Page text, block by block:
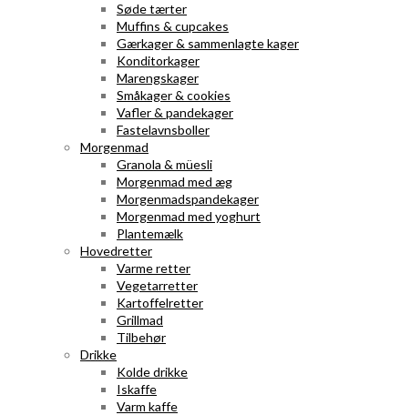
Søde tærter
Muffins & cupcakes
Gærkager & sammenlagte kager
Konditorkager
Marengskager
Småkager & cookies
Vafler & pandekager
Fastelavnsboller
Morgenmad
Granola & müesli
Morgenmad med æg
Morgenmadspandekager
Morgenmad med yoghurt
Plantemælk
Hovedretter
Varme retter
Vegetarretter
Kartoffelretter
Grillmad
Tilbehør
Drikke
Kolde drikke
Iskaffe
Varm kaffe